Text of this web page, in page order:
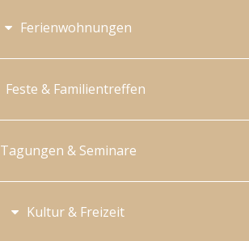
Ferienwohnungen
Feste & Familientreffen
Tagungen & Seminare
Kultur & Freizeit